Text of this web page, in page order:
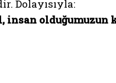
Dolayısıyla:
olduğumuzun